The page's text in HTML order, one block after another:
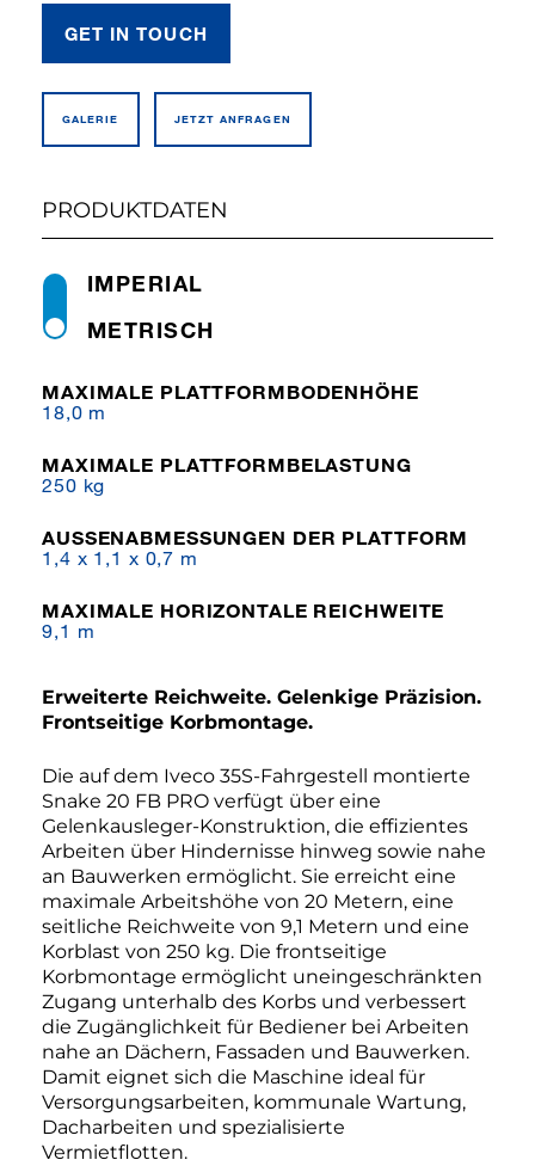
GET IN TOUCH
GALERIE JETZT ANFRAGEN
PRODUKTDATEN
METRISCH
IMPERIAL
MAXIMALE PLATTFORMBODENHÖHE
18,0 m
MAXIMALE PLATTFORMBELASTUNG
250 kg
AUSSENABMESSUNGEN DER PLATTFORM
1,4 x 1,1 x 0,7 m
MAXIMALE HORIZONTALE REICHWEITE
9,1 m
Erweiterte Reichweite. Gelenkige Präzision.
Frontseitige Korbmontage.
Die auf dem Iveco 35S-Fahrgestell montierte
Snake 20 FB PRO verfügt über eine
Gelenkausleger-Konstruktion, die effizientes
Arbeiten über Hindernisse hinweg sowie nahe
an Bauwerken ermöglicht. Sie erreicht eine
maximale Arbeitshöhe von 20 Metern, eine
seitliche Reichweite von 9,1 Metern und eine
Korblast von 250 kg. Die frontseitige
Korbmontage ermöglicht uneingeschränkten
Zugang unterhalb des Korbs und verbessert
die Zugänglichkeit für Bediener bei Arbeiten
nahe an Dächern, Fassaden und Bauwerken.
Damit eignet sich die Maschine ideal für
Versorgungsarbeiten, kommunale Wartung,
Dacharbeiten und spezialisierte
Vermietflotten.